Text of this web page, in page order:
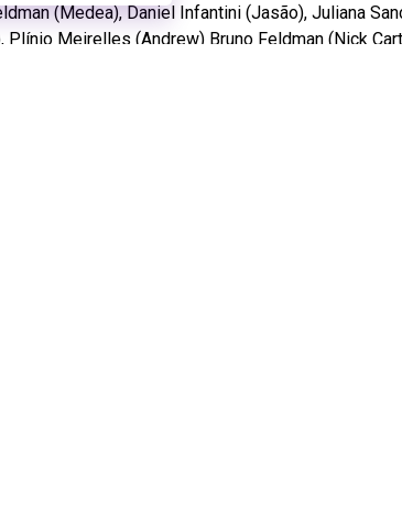
(Medea), Daniel Infantini (Jasão), Juliana
Plínio Meirelles (Andrew) Bruno Feldman (Nick